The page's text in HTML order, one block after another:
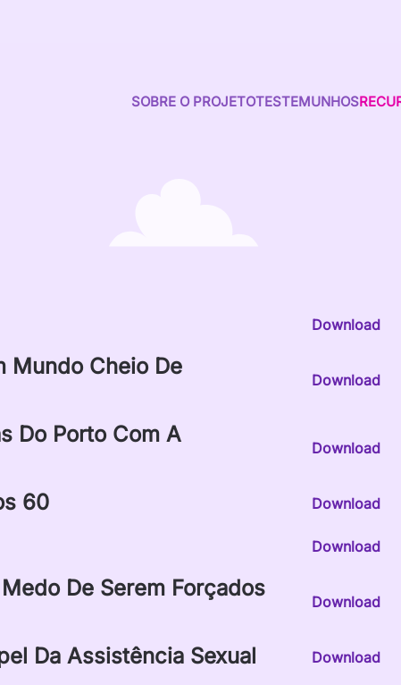
SOBRE O PROJETOTESTEMUNHOS
Download
Mundo Cheio De
Download
Do Porto Com A
Download
60 Download
Download
De Serem Forçados
Download
Da Assistência Sexual Download